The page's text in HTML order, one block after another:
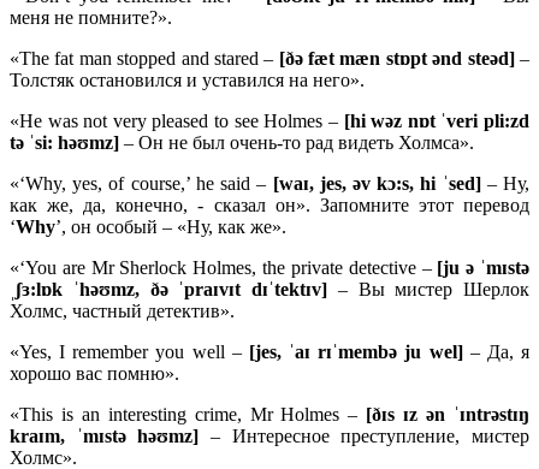
меня не помните?».
«The fat man stopped and stared – [ðə fæt mæn stɒpt ənd steəd]–
Толстяк остановился и уставился на него».
«He was not very pleased to see Holmes – [hi wəz nɒt ˈveri pli:zd
tə ˈsi: həʊmz] – Он не был очень-то рад видеть Холмса».
«‘Why, yes, of course,’ he said – [waɪ, jes, əv kɔ:s, hi ˈsed] – Ну,
как же, да, конечно, - сказал он». Запомните этот перевод
‘Why’, он особый – «Ну, как же».
«‘You are Mr Sherlock Holmes, the private detective – [ju ə ˈmɪstə
ˌʃɜ:lɒk ˈhəʊmz, ðə ˈpraɪvɪt dɪˈtektɪv] – Вы мистер Шерлок
Холмс, частный детектив».
«Yes, I remember you well – [jes, ˈaɪ rɪˈmembə ju wel] – Да, я
хорошо вас помню».
«This is an interesting crime, Mr Holmes – [ðɪs ɪz ən ˈɪntrəstɪŋ
kraɪm, ˈmɪstə həʊmz] – Интересное преступление, мистер
Холмс».